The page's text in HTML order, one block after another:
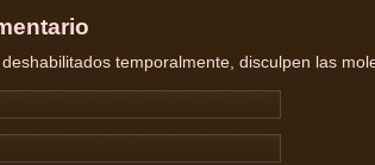
temporalmente, disculpen las